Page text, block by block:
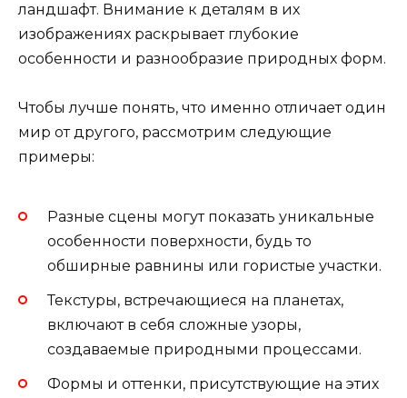
ландшафт. Внимание к деталям в их
изображениях раскрывает глубокие
особенности и разнообразие природных форм.
Чтобы лучше понять, что именно отличает один
мир от другого, рассмотрим следующие
примеры:
Разные сцены могут показать уникальные
особенности поверхности, будь то
обширные равнины или гористые участки.
Текстуры, встречающиеся на планетах,
включают в себя сложные узоры,
создаваемые природными процессами.
Формы и оттенки, присутствующие на этих